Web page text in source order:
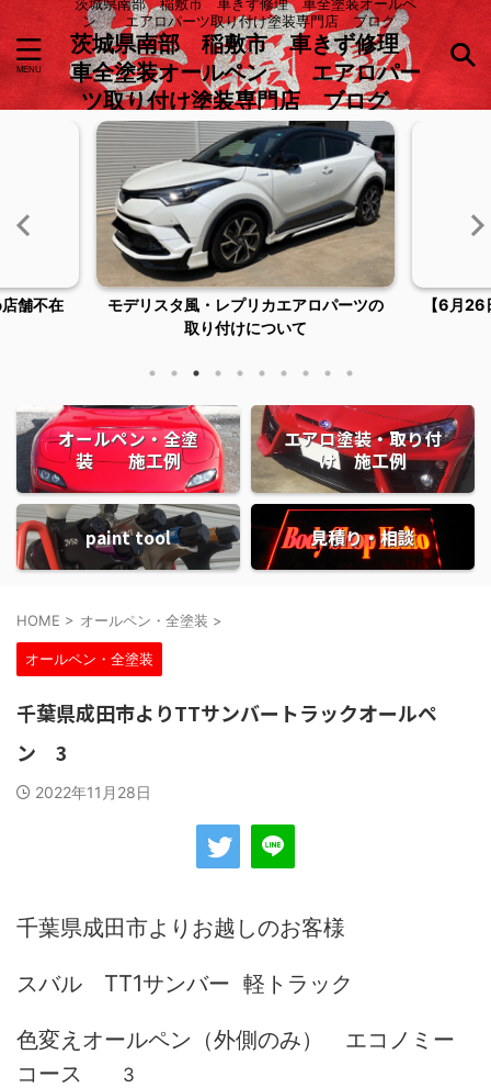
ン エアロパーツ取り付け塗装専門店 ブログ
茨城県南部 稲敷市 車きず修理
車全塗装オールペン エアロパー
ツ取り付け塗装専門店 ブログ
舗不在
モデリスタ風・レプリカエアロパーツの
取り付けについて
【6月
オールペン・全塗
装 施工例
エアロ塗装・取り付
け 施工例
paint tool 見積り・相談
HOME > オールペン・全塗装 >
オールペン・全塗装
千葉県成田市よりTTサンバートラックオールペ
ン 3
2022年11月28日
千葉県成田市よりお越しのお客様
スバル TT1サンバー 軽トラック
色変えオールペン（外側のみ） エコノミー
コース
3